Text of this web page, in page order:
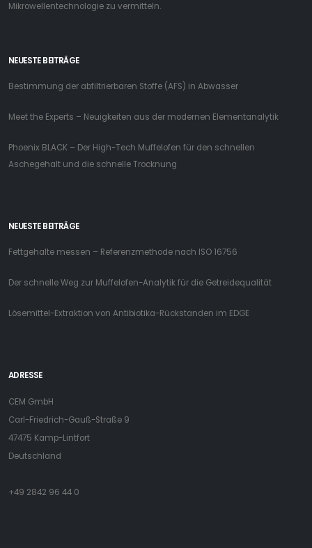
Mikrowellentechnologie zu vermitteln.
NEUESTE BEITRÄGE
Bestimmung der abfiltrierbaren Stoffe (AFS) in Abwasser
Meet the Experts – Neuigkeiten aus der modernen Elementanalytik
Phoenix BLACK – Der High-Tech Muffelofen für den schnellen
Aschegehalt und die schnelle Trocknung
NEUESTE BEITRÄGE
Fettgehalte messen – Referenzmethode nach ISO 16756
Der schnelle Weg zur Muffelofen-Analytik für die Getreidequalität
Lösemittel-Extraktion von Antibiotika-Rückstanden im EDGE
ADRESSE
CEM GmbH
Carl-Friedrich-Gauß-Straße 9
47475 Kamp-Lintfort
Deutschland
+49 2842 96 44 0